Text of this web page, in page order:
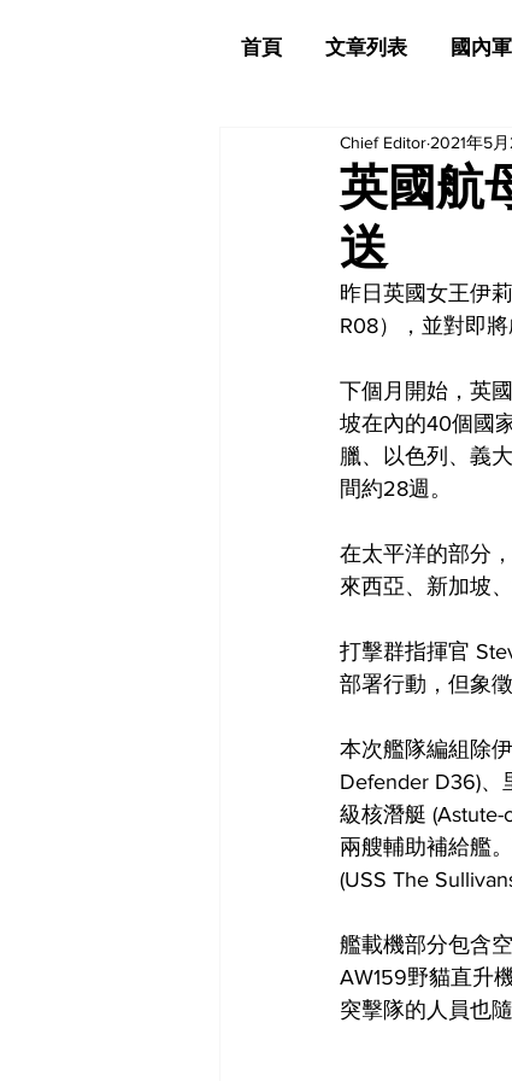
英國航
送
Chief Editor 2021年5
昨日英國女王伊
R08），並對即
下個月開始，英
坡在內的40個國
臘、以色列、義
間約28週。
在太平洋的部分
來西亞、新加坡
打擊群指揮官
部署行動，但象
本次艦隊編組除
Defender D36)、
級核潛艇 (Astute-
兩艘輔助補給艦
(USS The
艦載機部分包含
AW159野貓直升
突擊隊的人員也隨
首頁 文章列表 國內